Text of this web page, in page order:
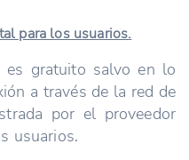
para los usuarios.
es gratuito salvo en lo
a través de la red de
por el proveedor
usuarios.